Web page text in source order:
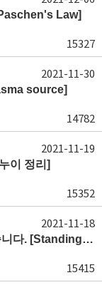
Law]
15327
source]
14782
2021-11-30
이 정리]
15352
2021-11-19
standing wave effect에 대한 질문이 있습니다. [Standing wave 운전 조건, 안테나 설계]
15415
2021-11-18